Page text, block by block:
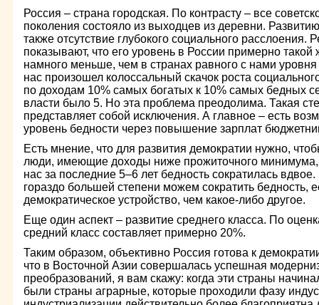
Россия – страна городская. По контрасту – все
поколения состояло из выходцев из деревни.
также отсутствие глубокого социального расслоения.
показывают, что его уровень в России примерно такой
намного меньше, чем в странах равного с нами
нас произошел колоссальный скачок роста
по доходам 10% самых богатых к 10% самых бедных
власти было 5. Но эта проблема преодолима. Такая
представляет собой исключения. А главное – есть
уровень бедности через повышение зарплат
Есть мнение, что для развития демократии нужно,
люди, имеющие доходы ниже прожиточного
нас за последние 5–6 лет бедность сократилась
гораздо большей степени можем сократить бедность,
демократическое устройство, чем какое-либо другое.
Еще один аспект – развитие среднего класса. По
средний класс составляет примерно 20%.
Таким образом, объективно Россия готова к
что в Восточной Азии совершалась успешная
преобразований, я вам скажу: когда эти страны
были страны аграрные, которые проходили фазу